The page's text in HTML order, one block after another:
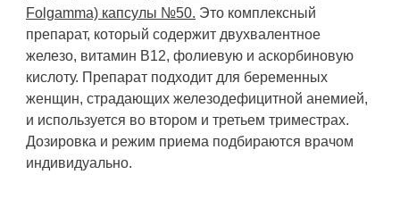
Folgamma) капсулы №50. Это комплексный
препарат, который содержит двухвалентное
железо, витамин В12, фолиевую и аскорбиновую
кислоту. Препарат подходит для беременных
женщин, страдающих железодефицитной анемией,
и используется во втором и третьем триместрах.
Дозировка и режим приема подбираются врачом
индивидуально.